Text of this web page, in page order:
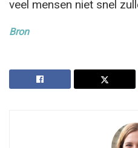
veel mensen niet snel
Bron